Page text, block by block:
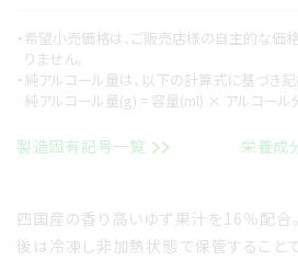
・希望小売価格は、ご販売店様の自主的な価
りません。
・純アルコール量は、以下の計算式に基づき記
純アルコール量(g) = 容量(ml) × アルコー
製造固有記号一覧 栄養成
四国産の香り高いゆず果汁を16％配合
後は冷凍し非加熱状態で保管すること